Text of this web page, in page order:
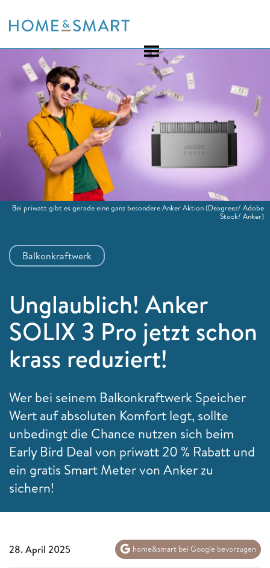
to
Balkonkraftwerk
Unglaublich! Anker
SOLIX 3 Pro jetzt schon
krass reduziert!
Wer bei seinem Balkonkraftwerk Speicher
Wert auf absoluten Komfort legt, sollte
unbedingt die Chance nutzen sich beim
Early Bird Deal von priwatt 20 % Rabatt und
ein gratis Smart Meter von Anker zu
sichern!
Bei priwatt gibt es gerade eine ganz besondere Anker Aktion(Deagreez/ Adobe
Stock/ Anker)
28. April 2025 home&smart bei Google bevorzugen